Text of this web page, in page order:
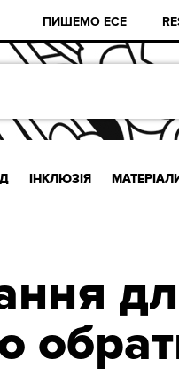
ПИШЕМО ЕСЕ
ІНКЛЮЗІЯ